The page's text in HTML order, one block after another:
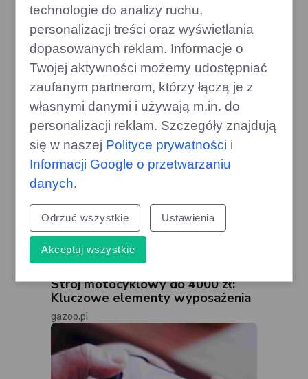
Ceny benzyny Pb95 rosną:
prognozy na sierpień są
niekorzystne
gazoo.pl
Strój motocyklowy do 4000 zł:
Kluczowe elementy wyposażenia
gazoo.pl
technologie do analizy ruchu,
personalizacji treści oraz wyświetlania
dopasowanych reklam. Informacje o
Twojej aktywności możemy udostępniać
zaufanym partnerom, którzy łączą je z
własnymi danymi i używają m.in. do
personalizacji reklam. Szczegóły znajdują
się w naszej Polityce prywatności i
Informacji Google o przetwarzaniu
danych.
Odrzuć wszystkie Ustawienia
Akceptuj wszystkie